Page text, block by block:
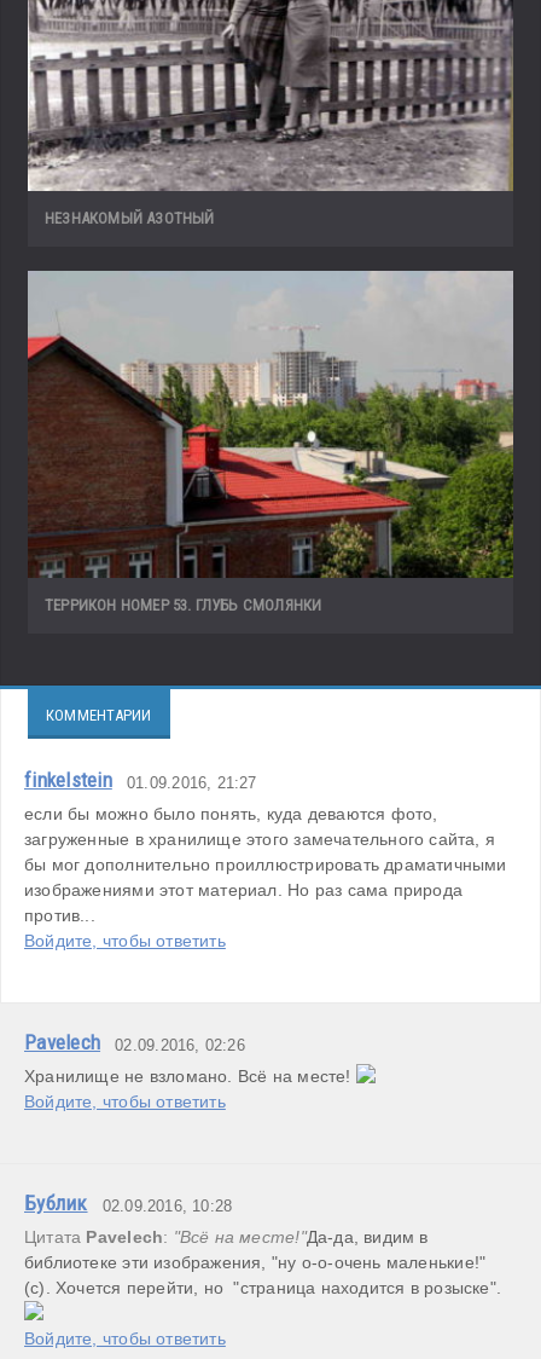
НЕЗНАКОМЫЙ АЗОТНЫЙ
ТЕРРИКОН НОМЕР 53. ГЛУБЬ СМОЛЯНКИ
КОММЕНТАРИИ
finkelstein 01.09.2016, 21:27
если бы можно было понять, куда деваются фото,
загруженные в хранилище этого замечательного сайта, я
бы мог дополнительно проиллюстрировать драматичными
изображениями этот материал. Но раз сама природа
против...
Войдите, чтобы ответить
Pavelech 02.09.2016, 02:26
Хранилище не взломано. Всё на месте!
Войдите, чтобы ответить
Бублик 02.09.2016, 10:28
Цитата Pavelech: "Всё на месте!"Да-да, видим в
библиотеке эти изображения, "ну о-о-очень маленькие!"
(с). Хочется перейти, но  "страница находится в розыске".
Войдите, чтобы ответить